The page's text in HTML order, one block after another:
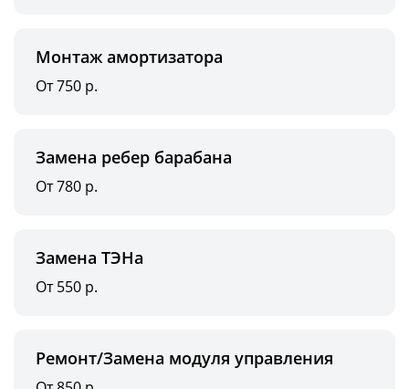
Монтаж амортизатора
От 750 р.
Замена ребер барабана
От 780 р.
Замена ТЭНа
От 550 р.
Ремонт/Замена модуля управления